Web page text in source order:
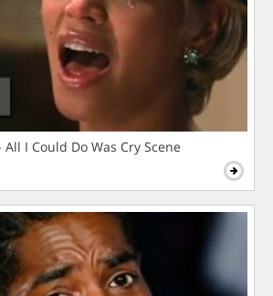
I Could Do Was Cry Scene